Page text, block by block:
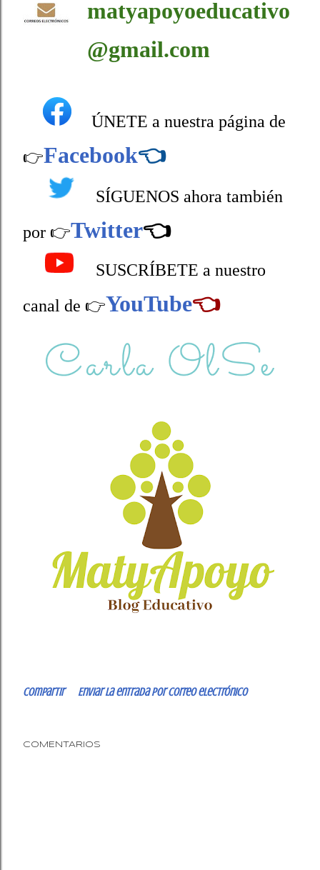
matyapoyoeducativo
@gmail.com
ÚNETE a nuestra página de
👉Facebook👈
SÍGUENOS ahora también
por 👉Twitter👈
SUSCRÍBETE a nuestro
canal de 👉YouTube👈
Compartir Enviar la entrada por correo electrónico
COMENTARIOS